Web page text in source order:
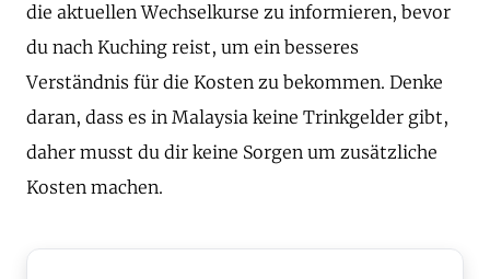
die aktuellen Wechselkurse zu informieren, bevor
du nach Kuching reist, um ein besseres
Verständnis für die Kosten zu bekommen. Denke
daran, dass es in Malaysia keine Trinkgelder gibt,
daher musst du dir keine Sorgen um zusätzliche
Kosten machen.